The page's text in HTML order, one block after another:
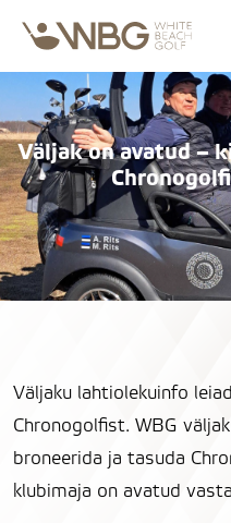
Väljak on avatud –
Väljaku lahtiolekuinfo
Chronogolfist. WBG
broneerida ja tasuda
klubimaja on avatud